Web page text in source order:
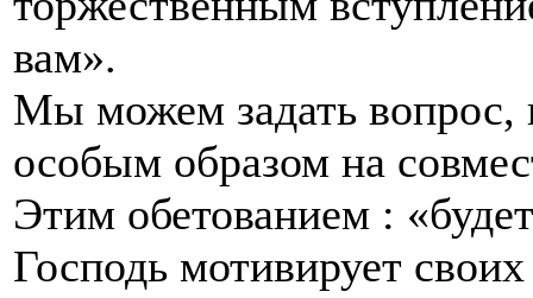
вам».
Мы можем задать вопрос,
особым образом на
Этим обетованием :
Господь мотивирует